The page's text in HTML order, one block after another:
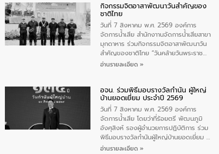
กิจกรรมจิตอาสาพัฒนาวันสําคัญของ
ชาติไทย
วันที่ 7 สิงหาคม พ.ศ. 2569 องค์การ
จัดการน้ำเสีย สำนักงาานจัดการน้ำเสียสาขา
มุกดาหาร ร่วมกิจกรรมจิตอาสาพัฒนาวัน
สําคัญของชาติไทย “วันคล้ายวันพระราช
สมภพ สมเด็จพระนางเจ้าสิริกิติ์พระบรม
ทิพย์คำ รองผู้ว่าราชการจังหวัดมุกดาหาร
เป็นประธานในพิธี ณ เรือนจําชั่วคราวนาโสก
ตําบลนาโสก อําเภอเมืองมุกดาหาร จังหวัด
มุกดาหาร โดยในกิจกรรมได้ร่วมปลูกป่า และ
ทําความสะอาดภายในบริเวณ จัดกิจกรรม
เพื่อถวายเป็นพระราชกุศล สมเด็จพระนาง
เจ้าสิริกิติ์พระบรมราชินีนาถ พระบรมราช
อ่านรายละเอียด »
อจน. ร่วมพิธีมอบรางวัลกำนัน ผู้ใหญ่
บ้านยอดเยี่ยม ประจำปี 2569
วันที่ 7 สิงหาคม พ.ศ. 2569 องค์การ
จัดการน้ำเสีย โดยว่าที่ร้อยตรี พัฒนภูมิ
อังศุสิงห์ รองผู้อำนวยการปฏิบัติการ ร่วม
พิธีมอบรางวัลกำนันผู้ใหญ่บ้านยอดเยี่ยม ณ
ทำเนียบรัฐบาล โดยมีนายอนุทิน ชาญวีรกูล
อ่านรายละเอียด »